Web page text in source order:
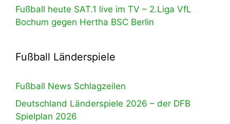
Fußball heute SAT.1 live im TV – 2.Liga VfL
Bochum gegen Hertha BSC Berlin
Fußball Länderspiele
Fußball News Schlagzeilen
Deutschland Länderspiele 2026 – der DFB
Spielplan 2026